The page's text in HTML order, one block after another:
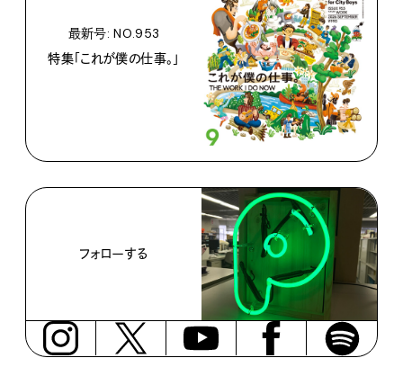
最新号: NO.953
特集「これが僕の仕事。」
フォローする